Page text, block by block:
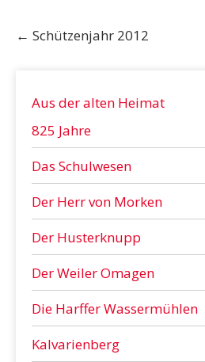
Post
navigation
← Schützenjahr 2012
Aus der alten Heimat
825 Jahre
Das Schulwesen
Der Herr von Morken
Der Husterknupp
Der Weiler Omagen
Die Harffer Wassermühlen
Kalvarienberg